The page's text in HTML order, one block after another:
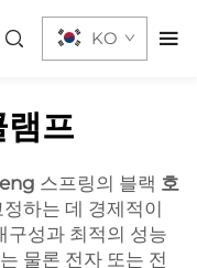
KO
램프
스프링의 블랙 호
하는 데 경제적이
구성과 최적의 성능
물론 전자 또는 전